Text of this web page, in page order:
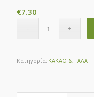
€7.30
Κατηγορία: ΚΑΚΑΟ & ΓΑΛΑ